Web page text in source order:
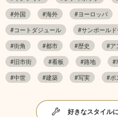
#外国
#海外 #ヨーロッパ
#コートダジュール
#サンポール
#街角
#都市 #歴史 #ア
#旧市街
#看板 #路地 #
#中世
#建築 #写実 #ポ
好きなスタイル